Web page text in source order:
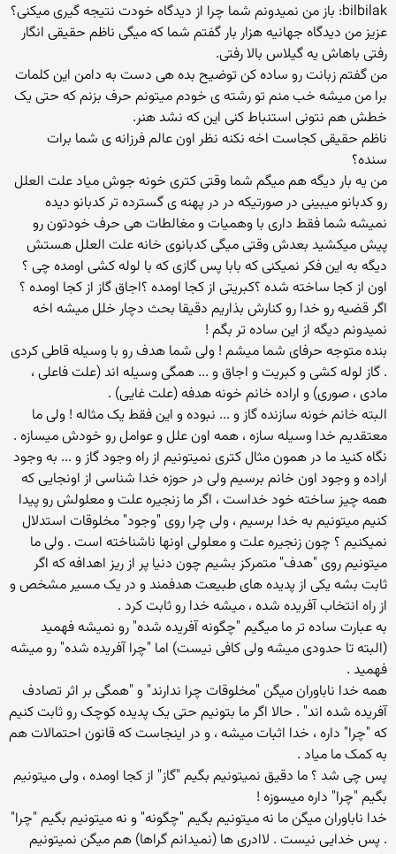
bilbilak: باز من نمیدونم شما چرا از دیدگاه خودت نتیجه گیری میکنی؟
عزیز من دیدگاه جهانیه هزار بار گفتم شما که میگی ناظم حقیقی انگار
رفتی باهاش یه گیلاس بالا رفتی.
من گفتم زبانت رو ساده کن توضیح بده هی دست به دامن این کلمات
برا من میشه خب منم تو رشته ی خودم میتونم حرف بزنم که حتی یک
خطش هم نتونی استنباط کنی این که نشد هنر.
ناظم حقیقی کجاست اخه نکنه نظر اون عالم فرزانه ی شما برات
سنده؟
من یه بار دیگه هم میگم شما وقتی کتری خونه جوش میاد علت العلل
رو کدبانو میبینی در صورتیکه در در پهنه ی گسترده تر کدبانو دیده
نمیشه شما فقط داری با وهمیات و مغالطات هی حرف خودتون رو
پیش میکشید بعدش وقتی میگی کدبانوی خانه علت العلل هستش
دیگه به این فکر نمیکنی که بابا پس گازی که با لوله کشی اومده چی ؟
اون از کجا ساخته شده ؟کبریتی از کجا اومده ؟اجاق گاز از کجا اومده ؟
اگر قضیه رو خدا رو کنارش بذاریم دقیقا بحث دچار خلل میشه اخه
نمیدونم دیگه از این ساده تر بگم !
بنده متوجه حرفای شما میشم ! ولی شما هدف رو با وسیله قاطی کردی
. گاز لوله کشی و کبریت و اجاق و ... همگی وسیله اند (علت فاعلی ،
مادی ، صوری) و اراده خانم خونه هدفه (علت غایی) .
البته خانم خونه سازنده گاز و ... نبوده و این فقط یک مثاله ! ولی ما
معتقدیم خدا وسیله سازه ، همه اون علل و عوامل رو خودش میسازه .
نگاه کنید ما در همون مثال کتری نمیتونیم از راه وجود گاز و ... به وجود
اراده و وجود اون خانم برسیم ولی در حوزه خدا شناسی از اونجایی که
همه چیز ساخته خود خداست ، اگر ما زنجیره علت و معلولش رو پیدا
کنیم میتونیم به خدا برسیم ، ولی چرا روی "وجود" مخلوقات استدلال
نمیکنیم ؟ چون زنجیره علت و معلولی اونها ناشناخته است . ولی ما
میتونیم روی "هدف" متمرکز بشیم چون دنیا پر از ریز اهدافه که اگر
ثابت بشه یکی از پدیده های طبیعت هدفمند و در یک مسیر مشخص و
از راه انتخاب آفریده شده ، میشه خدا رو ثابت کرد .
به عبارت ساده تر ما میگیم "چگونه آفریده شده" رو نمیشه فهمید
(البته تا حدودی میشه ولی کافی نیست) اما "چرا آفریده شده" رو میشه
فهمید .
همه خدا ناباوران میگن "مخلوقات چرا ندارند" و "همگی بر اثر تصادف
آفریده شده اند" . حالا اگر ما بتونیم حتی یک پدیده کوچک رو ثابت کنیم
که "چرا" داره ، خدا اثبات میشه ، و در اینجاست که قانون احتمالات هم
به کمک ما میاد .
پس چی شد ؟ ما دقیق نمیتونیم بگیم "گاز" از کجا اومده ، ولی میتونیم
بگیم "چرا" داره میسوزه !
خدا ناباوران میگن ما نه میتونیم بگیم "چگونه" و نه میتونیم بگیم "چرا"
. پس خدایی نیست . لاادری ها (نمیدانم گراها) هم میگن نمیتونیم